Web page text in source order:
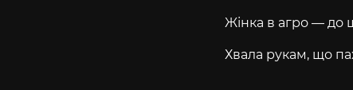
Жінка в агро — до
Хвала рукам, що